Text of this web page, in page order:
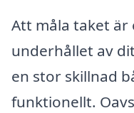
Att måla taket är
underhållet av
en stor skillnad
funktionellt.